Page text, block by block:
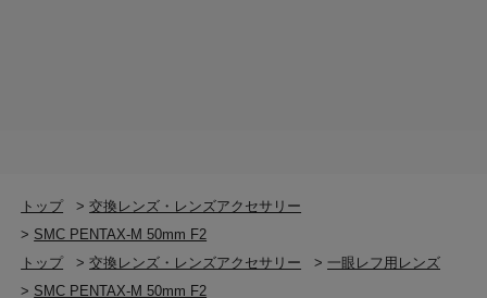
トップ >交換レンズ・レンズアクセサリー
> SMC PENTAX-M 50mm F2
トップ
>交換レンズ・レンズアクセサリー >一眼レフ用レンズ
> SMC PENTAX-M 50mm F2